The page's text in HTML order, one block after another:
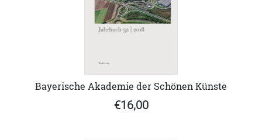
Bayerische Akademie der Schönen Künste
€16,00